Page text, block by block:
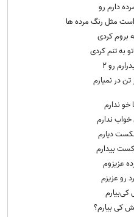
دارم رو
است مثل رنگ مرده ها
بروم کردی
به تنم کردی
رو ۲
در نمیارم
خو ندارم
ندارم
دیارم
بیدارم
عزیزوم
رو عزیزم
کی‌بیارم
کی بیارم؟